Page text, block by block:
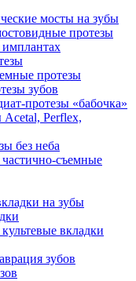
мосты на зубы
протезы
протезы
зубов
«бабочка»
Acetal, Perflex,
без неба
съемные
на зубы
вкладки
зубов